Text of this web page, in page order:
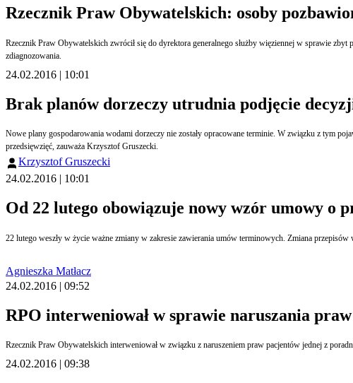
Rzecznik Praw Obywatelskich: osoby
Rzecznik Praw Obywatelskich zwrócił się do dyrektora generalnego służby więziennej w sprawie
zdiagnozowania.
24.02.2016 | 10:01
Brak planów dorzeczy utrudnia podjęcie
Nowe plany gospodarowania wodami dorzeczy nie zostały opracowane terminie. W związku z tym
przedsięwzięć, zauważa Krzysztof Gruszecki.
Krzysztof Gruszecki
24.02.2016 | 10:01
Od 22 lutego obowiązuje nowy wzór umowy o
22 lutego weszły w życie ważne zmiany w zakresie zawierania umów terminowych. Zmiana przepisów
Agnieszka Matłacz
24.02.2016 | 09:52
RPO interweniował w sprawie naruszania
Rzecznik Praw Obywatelskich interweniował w związku z naruszeniem praw pacjentów jednej z
24.02.2016 | 09:38